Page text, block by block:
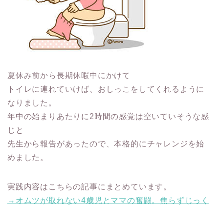
夏休み前から長期休暇中にかけて
トイレに連れていけば、おしっこをしてくれるように
なりました。
年中の始まりあたりに2時間の感覚は空いていそうな感
じと
先生から報告があったので、本格的にチャレンジを始
めました。
実践内容はこちらの記事にまとめています。
→オムツが取れない4歳児とママの奮闘。焦らずじっく